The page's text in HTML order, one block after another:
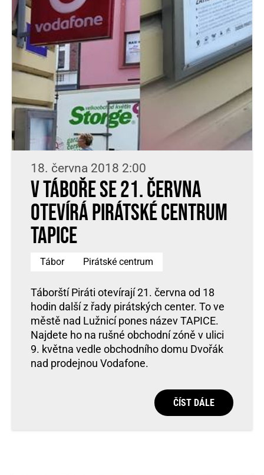
18. června 2018 2:00
V Táboře se 21. června
otevírá pirátské centrum
TAPICE
Tábor Pirátské centrum
Táborští Piráti otevírají 21. června od 18
hodin další z řady pirátských center. To ve
městě nad Lužnicí pones název TAPICE.
Najdete ho na rušné obchodní zóně v ulici
9. května vedle obchodního domu Dvořák
nad prodejnou Vodafone.
ČÍST DÁLE